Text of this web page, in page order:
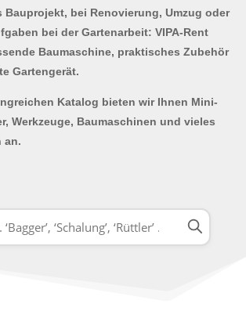
Bauprojekt, bei Renovierung, Umzug oder
bei der Gartenarbeit: VIPA-Rent
Baumaschine, praktisches Zubehör
Gartengerät.
Katalog bieten wir Ihnen Mini-
Werkzeuge, Baumaschinen und vieles
an.